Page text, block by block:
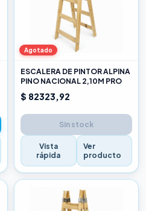
Agotado
ESCALERA DE PINTOR ALPINA
PINO NACIONAL 2,10M PRO
$ 82323,92
Sin stock
Vista
rápida
Ver
producto